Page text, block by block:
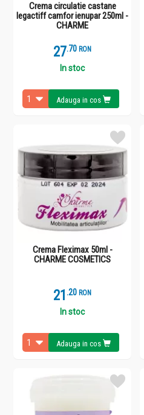
Crema circulatie castane
legactiff camfor ienupar 250ml -
CHARME
27.7 RON
In stoc
Adauga in cos
Crema Fleximax 50ml -
CHARME COSMETICS
21 .2 RON
In stoc
Adauga in cos